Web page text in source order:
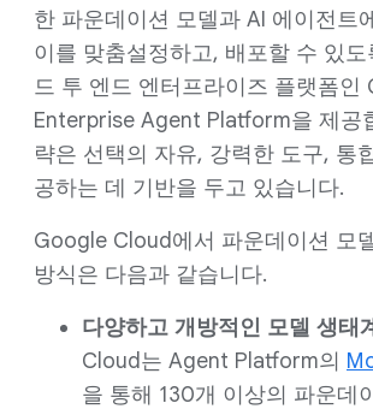
한 파운데이션 모델과 AI 에이전트
이를 맞춤설정하고, 배포할 수 있도
드 투 엔드 엔터프라이즈 플랫폼인
Enterprise Agent Platform을 제공
략은 선택의 자유, 강력한 도구, 통
공하는 데 기반을 두고 있습니다.
Google Cloud에서 파운데이션 모
방식은 다음과 같습니다.
다양하고 개방적인 모델 생태
Cloud는 Agent Platform의
을 통해 130개 이상의 파운데